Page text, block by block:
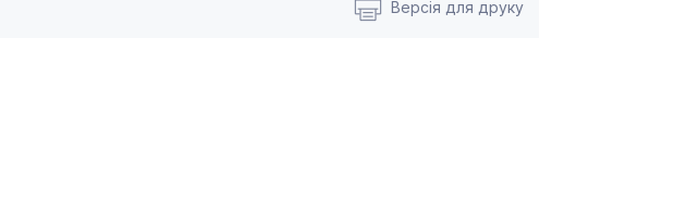
Версія для друку